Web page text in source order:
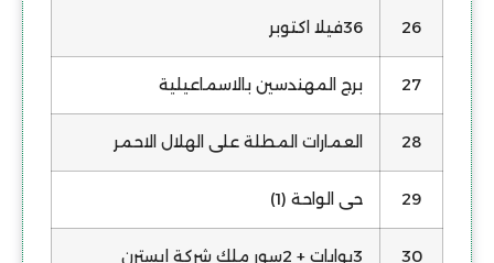
26 36فيلا اكتوبر
27 برج المهندسين بالاسماعيلية
28 العمارات المطلة على الهلال الاحمر
29 حى الواحة (1)
30
3بوابات + 2سور ملك شركة ايسترن